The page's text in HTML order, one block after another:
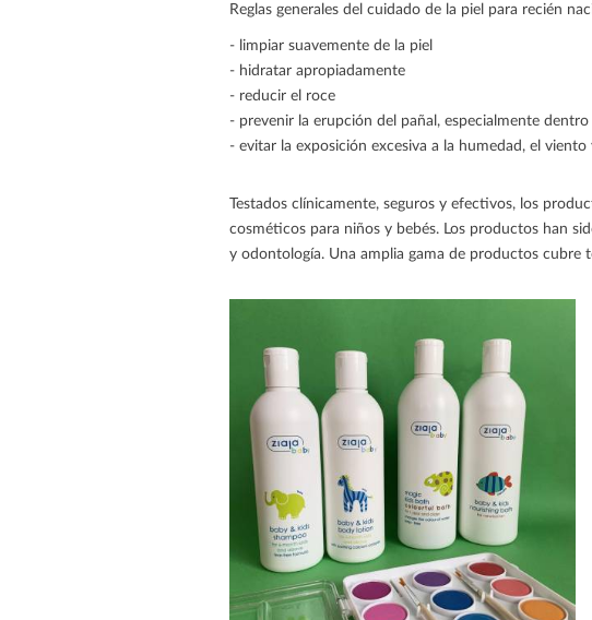
Reglas generales del cuidado de la piel para recién
- limpiar suavemente de la piel
- hidratar apropiadamente
- reducir el roce
- prevenir la erupción del pañal, especialmente dentro
- evitar la exposición excesiva a la humedad, el
Testados clínicamente, seguros y efectivos, los
cosméticos para niños y bebés. Los productos han
y odontología. Una amplia gama de productos cubre